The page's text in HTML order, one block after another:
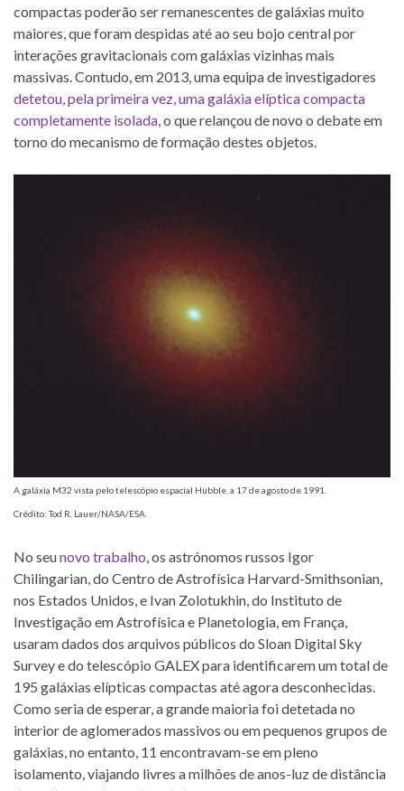
compactas poderão ser remanescentes de galáxias muito
maiores, que foram despidas até ao seu bojo central por
interações gravitacionais com galáxias vizinhas mais
massivas. Contudo, em 2013, uma equipa de investigadores
detetou, pela primeira vez, uma galáxia elíptica compacta
completamente isolada, o que relançou de novo o debate em
torno do mecanismo de formação destes objetos.
A galáxia M32 vista pelo telescópio espacial Hubble, a 17 de agosto de 1991.
Crédito: Tod R. Lauer/NASA/ESA.
No seunovo trabalho, os astrónomos russos Igor
Chilingarian, do Centro de Astrofísica Harvard-Smithsonian,
nos Estados Unidos, e Ivan Zolotukhin, do Instituto de
Investigação em Astrofísica e Planetologia, em França,
usaram dados dos arquivos públicos do Sloan Digital Sky
Survey e do telescópio GALEX para identificarem um total de
195 galáxias elípticas compactas até agora desconhecidas.
Como seria de esperar, a grande maioria foi detetada no
interior de aglomerados massivos ou em pequenos grupos de
galáxias, no entanto, 11 encontravam-se em pleno
isolamento, viajando livres a milhões de anos-luz de distância